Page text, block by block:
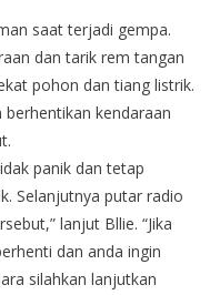
saat terjadi gempa.
dan tarik rem tangan
pohon dan tiang listrik.
kendaraan
panik dan tetap
Selanjutnya putar radio
lanjut Bllie. “Jika
dan anda ingin
silahkan lanjutkan